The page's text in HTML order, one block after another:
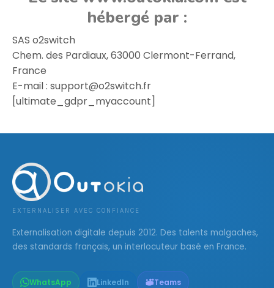
hébergé par :
SAS o2switch
Chem. des Pardiaux, 63000 Clermont-Ferrand,
France
E-mail : support@o2switch.fr
[ultimate_gdpr_myaccount]
EXTERNALISER AVEC CONFIANCE
Externalisation digitale depuis 2012. Des talents malgaches,
des standards français, un interlocuteur basé en France.
WhatsApp LinkedIn Teams